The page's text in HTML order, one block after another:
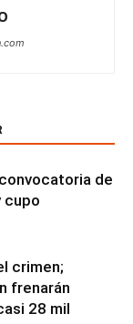
de
cupo
crimen;
frenarán
28 mil